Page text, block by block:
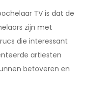
TV is dat de
zijn met
die interessant
artiesten
betoveren en